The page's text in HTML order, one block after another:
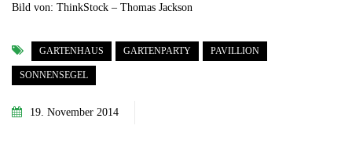
Bild von: ThinkStock – Thomas Jackson
GARTENHAUS GARTENPARTY PAVILLION
SONNENSEGEL
19. November 2014